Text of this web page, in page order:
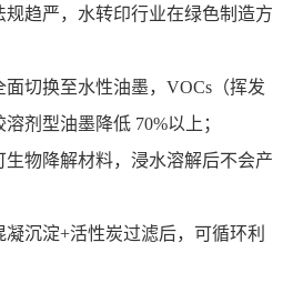
趋严，水转印行业在绿色制造方
面切换至水性油墨，VOCs（挥发
剂型油墨降低 70%以上；
生物降解材料，浸水溶解后不会产
凝沉淀+活性炭过滤后，可循环利